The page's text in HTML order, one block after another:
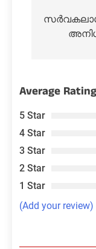
Average Rating
5 Star
4 Star
3 Star
2 Star
1 Star
(Add your review)